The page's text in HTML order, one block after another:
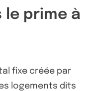
le prime à
fixe créée par
logements dits